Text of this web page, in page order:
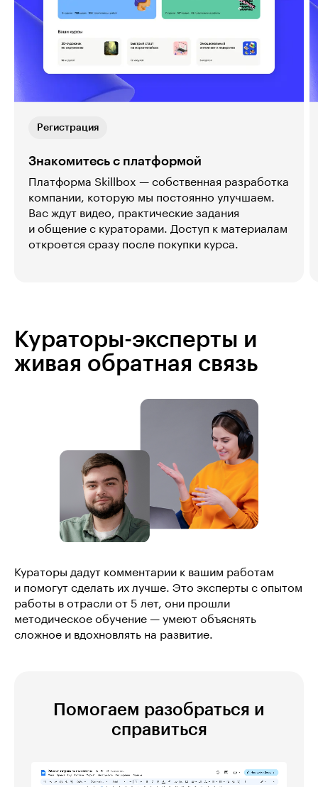
Регистрация
Знакомитесь с платформой
Платформа Skillbox — собственная разработка
компании, которую мы постоянно улучшаем.
Вас ждут видео, практические задания
и общение с кураторами. Доступ к материалам
откроется сразу после покупки курса.
Кураторы-эксперты и
живая обратная связь
Кураторы дадут комментарии к вашим работам
и помогут сделать их лучше. Это эксперты с опытом
работы в отрасли от 5 лет, они прошли
методическое обучение — умеют объяснять
сложное и вдохновлять на развитие.
Помогаем разобраться и
справиться